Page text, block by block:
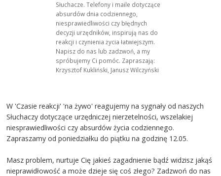
Słuchacze. Telefony i maile dotyczące
absurdów dnia codziennego,
niesprawiedliwości czy błędnych
decyzji urzędników, inspirują nas do
reakcji i czynienia życia łatwiejszym.
Napisz do nas lub zadzwoń, a my
spróbujemy Ci pomóc. Zapraszają:
Krzysztof Kukliński, Janusz Wilczyński
W 'Czasie reakcji' 'na żywo' reagujemy na sygnały od naszych
Słuchaczy dotyczące urzędniczej nierzetelności, wszelakiej
niesprawiedliwości czy absurdów życia codziennego.
Zapraszamy od poniedziałku do piątku na godzinę 12.05.
Masz problem, nurtuje Cię jakieś zagadnienie bądź widzisz jakąś
nieprawidłowość a może dzieje się coś złego? Zadzwoń do nas